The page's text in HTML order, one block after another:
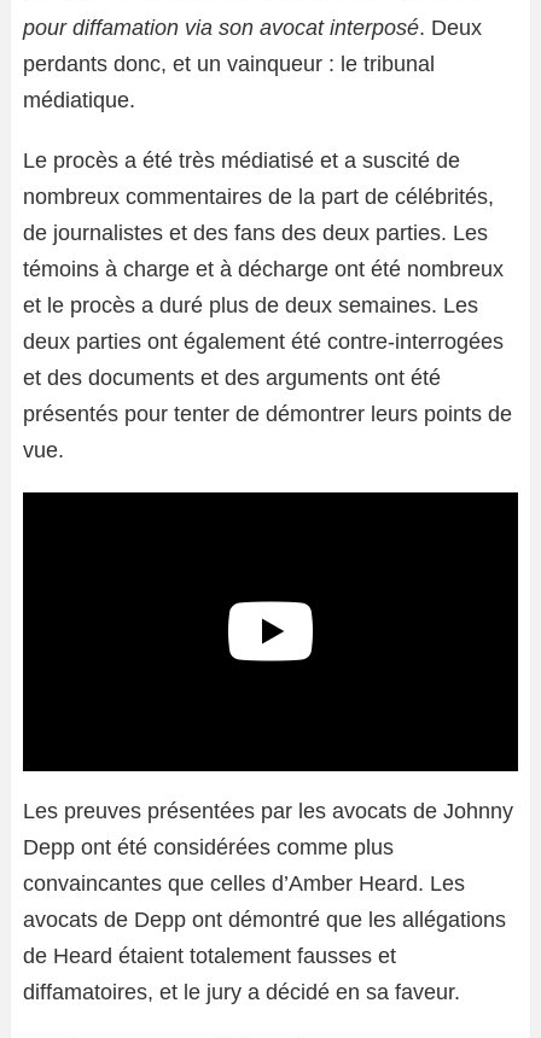
pour diffamation via son avocat interposé. Deux
perdants donc, et un vainqueur : le tribunal
médiatique.
Le procès a été très médiatisé et a suscité de
nombreux commentaires de la part de célébrités,
de journalistes et des fans des deux parties. Les
témoins à charge et à décharge ont été nombreux
et le procès a duré plus de deux semaines. Les
deux parties ont également été contre-interrogées
et des documents et des arguments ont été
présentés pour tenter de démontrer leurs points de
vue.
Les preuves présentées par les avocats de Johnny
Depp ont été considérées comme plus
convaincantes que celles d’Amber Heard. Les
avocats de Depp ont démontré que les allégations
de Heard étaient totalement fausses et
diffamatoires, et le jury a décidé en sa faveur.